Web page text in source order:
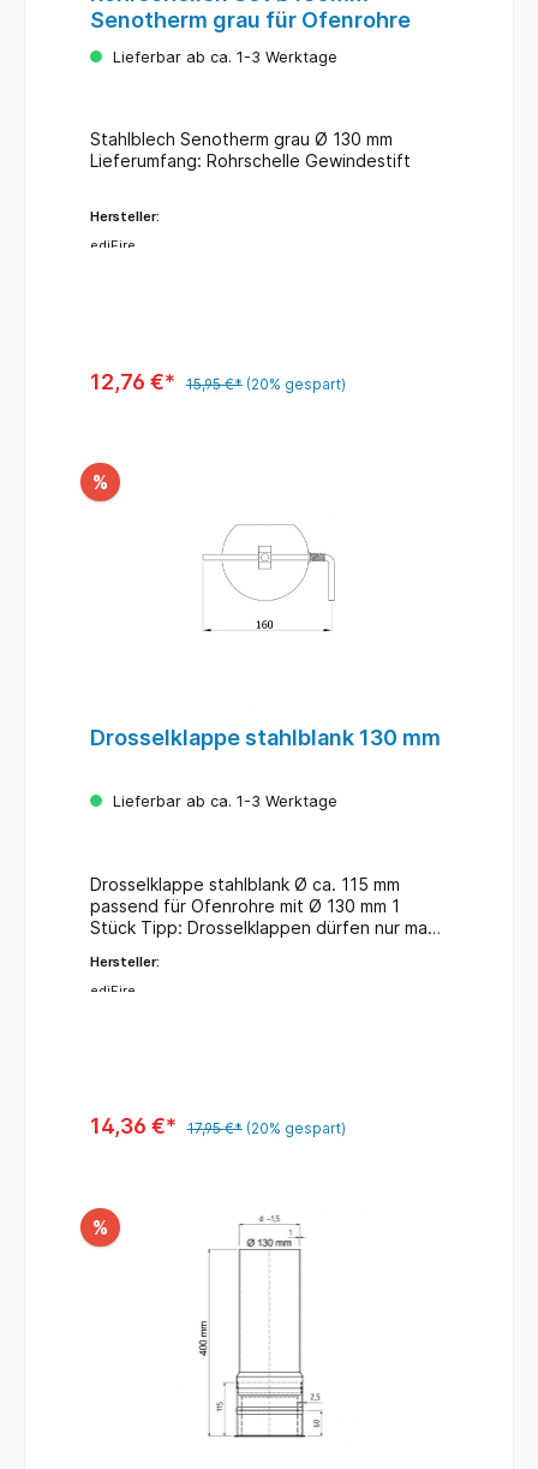
Senotherm grau für Ofenrohre
Lieferbar ab ca. 1-3 Werktage
Stahlblech Senotherm grau Ø 130 mm
Lieferumfang: Rohrschelle Gewindestift
Hersteller:
ediFire
12,76 €* 15,95 €* (20% gespart)
%
Drosselklappe stahlblank 130 mm
Lieferbar ab ca. 1-3 Werktage
Drosselklappe stahlblank Ø ca. 115 mm
passend für Ofenrohre mit Ø 130 mm 1
Stück Tipp: Drosselklappen dürfen nur max
verschließen.
Hersteller:
ediFire
14,36 €* 17,95 €* (20% gespart)
%